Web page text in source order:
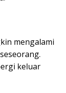
mengalami
keluar